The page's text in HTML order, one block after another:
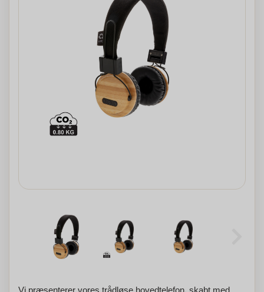
Vi præsenterer vores trådløse hovedtelefon, skabt med